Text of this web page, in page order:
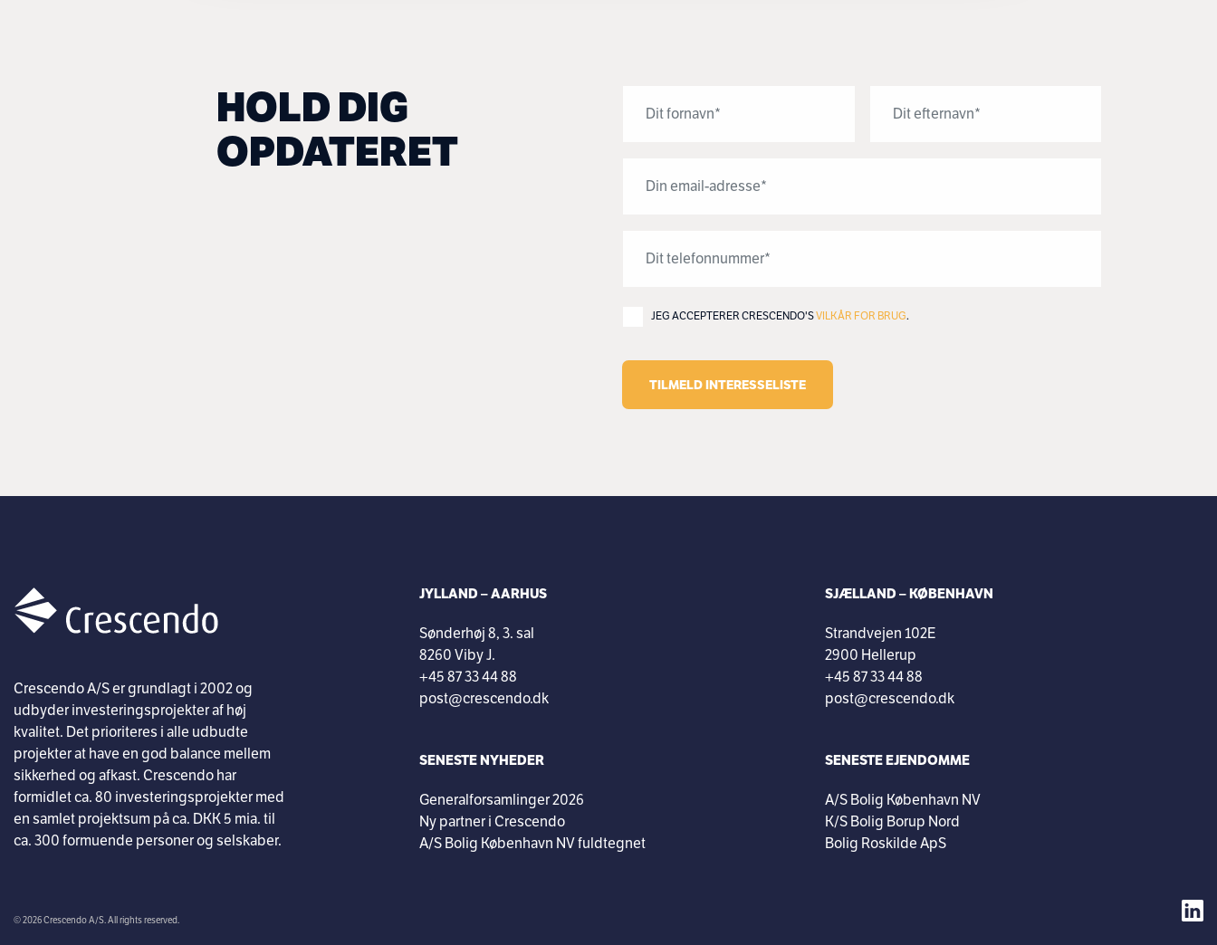
HOLD DIG
OPDATERET
JEG ACCEPTERER CRESCENDO'SVILKÅR FOR BRUG.
TILMELD INTERESSELISTE
Crescendo A/S er grundlagt i 2002 og
udbyder investeringsprojekter af høj
kvalitet. Det prioriteres i alle udbudte
projekter at have en god balance mellem
sikkerhed og afkast. Crescendo har
formidlet ca. 80 investeringsprojekter med
en samlet projektsum på ca. DKK 5 mia. til
ca. 300 formuende personer og selskaber.
JYLLAND – AARHUS
Sønderhøj 8, 3. sal
8260 Viby J.
+45 87 33 44 88
post@crescendo.dk
SJÆLLAND – KØBENHAVN
Strandvejen 102E
2900 Hellerup
+45 87 33 44 88
post@crescendo.dk
SENESTE NYHEDER
Generalforsamlinger 2026
Ny partner i Crescendo
A/S Bolig København NV fuldtegnet
SENESTE EJENDOMME
A/S Bolig København NV
K/S Bolig Borup Nord
Bolig Roskilde ApS
© 2026 Crescendo A/S. All rights reserved.